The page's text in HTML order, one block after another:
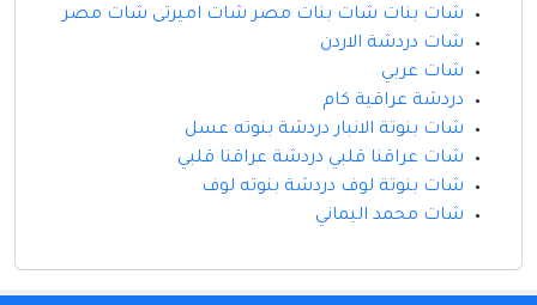
شات بنات شات بنات مصر شات اميرتى شات مصر
شات دردشة الاردن
شات عربي
دردشة عراقية كام
شات بنوتة الانبار دردشة بنوته عسل
شات عراقنا قلبي دردشة عراقنا قلبي
شات بنوتة لوف دردشة بنوته لوف
شات محمد اليماني